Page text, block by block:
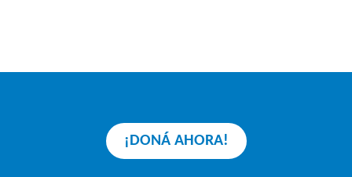
¡DONÁ AHORA!